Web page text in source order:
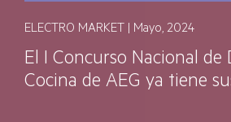
ELECTRO MARKET | Mayo, 2024
El I Concurso Nacional de
Cocina de AEG ya tiene